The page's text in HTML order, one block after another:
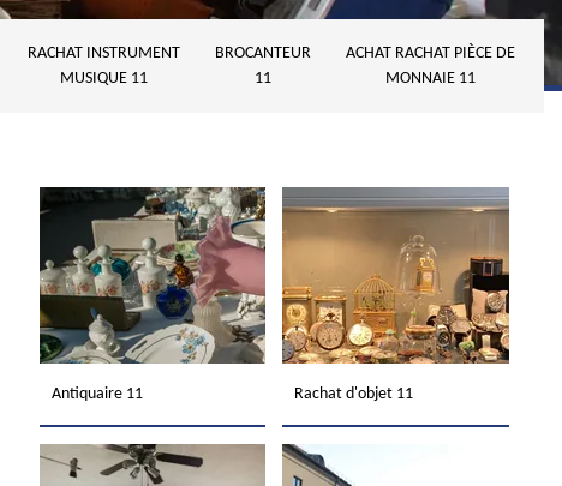
RACHAT INSTRUMENT
MUSIQUE 11
BROCANTEUR
11
ACHAT RACHAT PIÈCE DE
MONNAIE 11
Antiquaire 11 Rachat d'objet 11